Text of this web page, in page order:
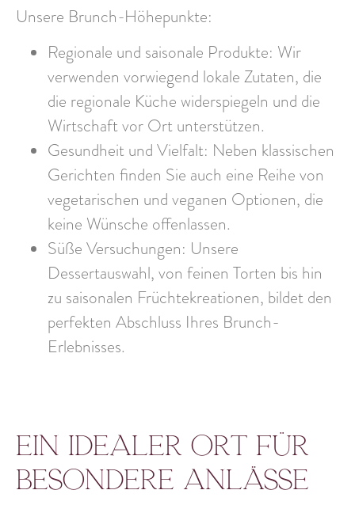
Unsere Brunch-Höhepunkte:
Regionale und saisonale Produkte: Wir
verwenden vorwiegend lokale Zutaten, die
die regionale Küche widerspiegeln und die
Wirtschaft vor Ort unterstützen.
Gesundheit und Vielfalt: Neben klassischen
Gerichten finden Sie auch eine Reihe von
vegetarischen und veganen Optionen, die
keine Wünsche offenlassen.
Süße Versuchungen: Unsere
Dessertauswahl, von feinen Torten bis hin
zu saisonalen Früchtekreationen, bildet den
perfekten Abschluss Ihres Brunch-
Erlebnisses.
Ein idealer Ort für
besondere Anlässe